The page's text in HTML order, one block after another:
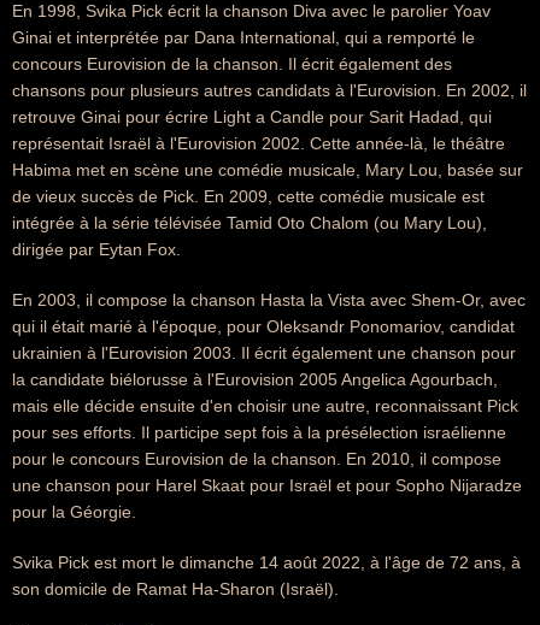
En 1998, Svika Pick écrit la chanson Diva avec le parolier Yoav
Ginai et interprétée par Dana International, qui a remporté le
concours Eurovision de la chanson. Il écrit également des
chansons pour plusieurs autres candidats à l'Eurovision. En 2002, il
retrouve Ginai pour écrire Light a Candle pour Sarit Hadad, qui
représentait Israël à l'Eurovision 2002. Cette année-là, le théâtre
Habima met en scène une comédie musicale, Mary Lou, basée sur
de vieux succès de Pick. En 2009, cette comédie musicale est
intégrée à la série télévisée Tamid Oto Chalom (ou Mary Lou),
dirigée par Eytan Fox.
En 2003, il compose la chanson Hasta la Vista avec Shem-Or, avec
qui il était marié à l'époque, pour Oleksandr Ponomariov, candidat
ukrainien à l'Eurovision 2003. Il écrit également une chanson pour
la candidate biélorusse à l'Eurovision 2005 Angelica Agourbach,
mais elle décide ensuite d'en choisir une autre, reconnaissant Pick
pour ses efforts. Il participe sept fois à la présélection israélienne
pour le concours Eurovision de la chanson. En 2010, il compose
une chanson pour Harel Skaat pour Israël et pour Sopho Nijaradze
pour la Géorgie.
Svika Pick est mort le dimanche 14 août 2022, à l'âge de 72 ans, à
son domicile de Ramat Ha-Sharon (Israël).